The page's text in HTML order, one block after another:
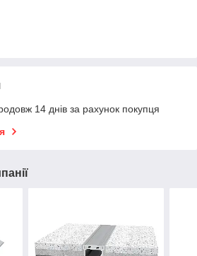
14 днів за рахунок покупця